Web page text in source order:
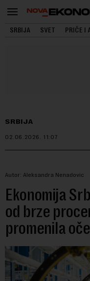
SRBIJA SVET PRIČE I
SRBIJA
02.06.2026. 11:07
Autor: Aleksandra Nenadovic
Ekonomija
od brze
promenila